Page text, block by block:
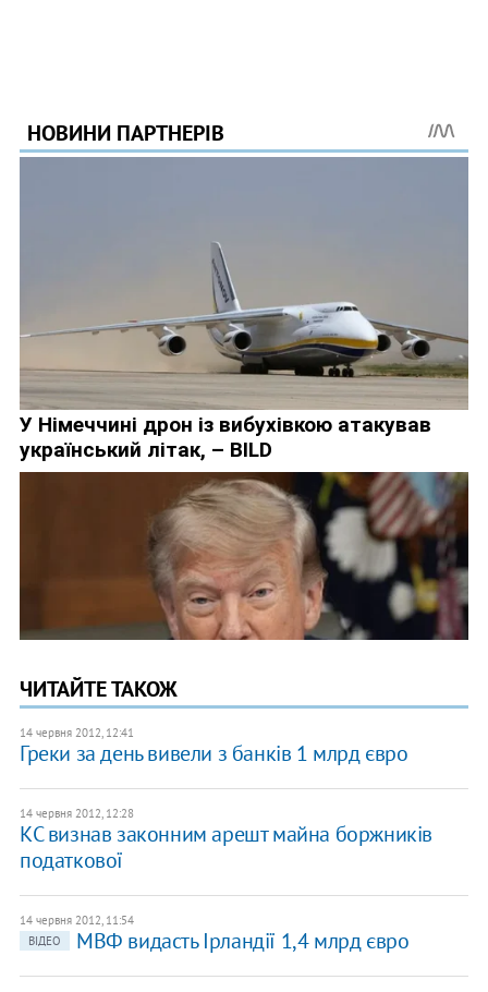
ЧИТАЙТЕ ТАКОЖ
14 червня 2012, 12:41
Греки за день вивели з банків 1 млрд євро
14 червня 2012, 12:28
КС визнав законним арешт майна боржників
податкової
14 червня 2012, 11:54
ВІДЕО
МВФ видасть Ірландії 1,4 млрд євро